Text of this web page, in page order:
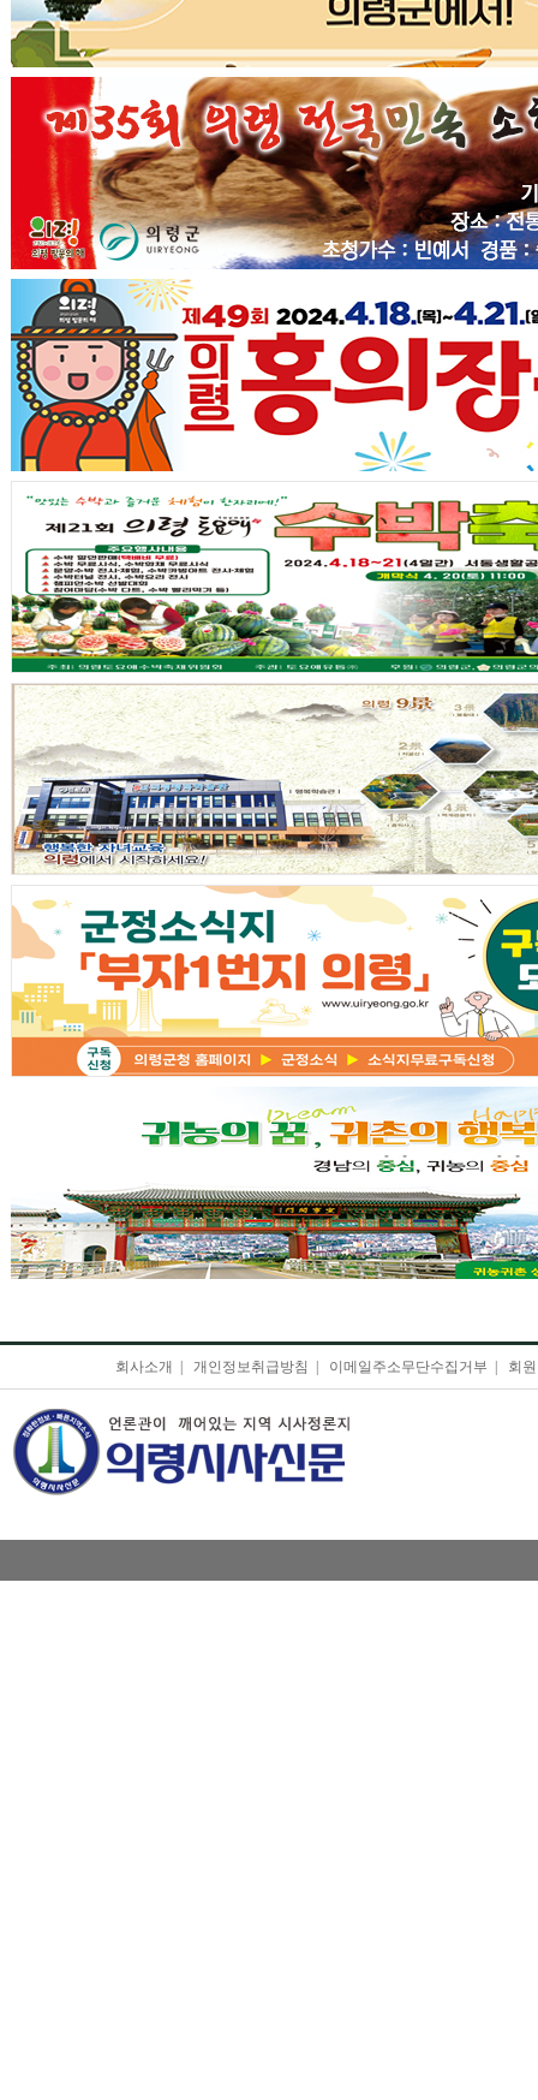
회사소개 | 개인정보취급방침 | 이메일주소무단수집거부 | 회